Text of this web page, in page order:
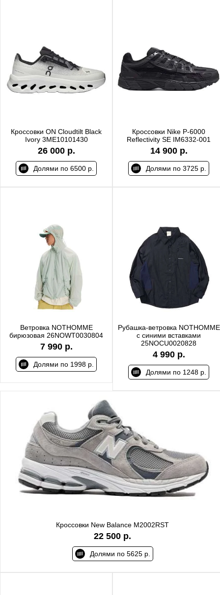
Кроссовки ON Cloudtilt Black
Ivory 3ME10101430
26 000 р.
Долями по 6500 р.
Кроссовки Nike P-6000
Reflectivity SE IM6332-001
14 900 р.
Долями по 3725 р.
Ветровка NOTHOMME
бирюзовая 26NOWT0030804
7 990 р.
Долями по 1998 р.
Рубашка-ветровка NOTHOMME
с синими вставками
25NOCU0020828
4 990 р.
Долями по 1248 р.
Кроссовки New Balance M2002RST
22 500 р.
Долями по 5625 р.